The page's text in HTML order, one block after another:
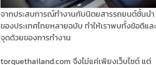
จากประสบการณ์ทำงานกับนิตยสารรถยนต์ชั้นนำ
ของประเทศไทยหลายฉบับ ทำให้เราพบทั้งข้อดีและ
จุดด้วยของการทำงาน
torquethailand.com จึงไม่แค่เพียงเว็บไซต์ แต่